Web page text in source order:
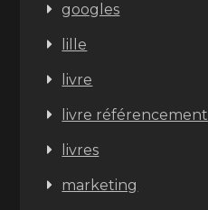
googles
lille
livre
livre référencement
livres
marketing